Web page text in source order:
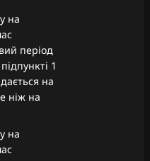
на
період
1
на
ніж на
на